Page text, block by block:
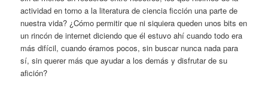
actividad en torno a la literatura de ciencia ficción una parte de
nuestra vida? ¿Cómo permitir que ni siquiera queden unos bits en
un rincón de internet diciendo que él estuvo ahí cuando todo era
más difícil, cuando éramos pocos, sin buscar nunca nada para
sí, sin querer más que ayudar a los demás y disfrutar de su
afición?